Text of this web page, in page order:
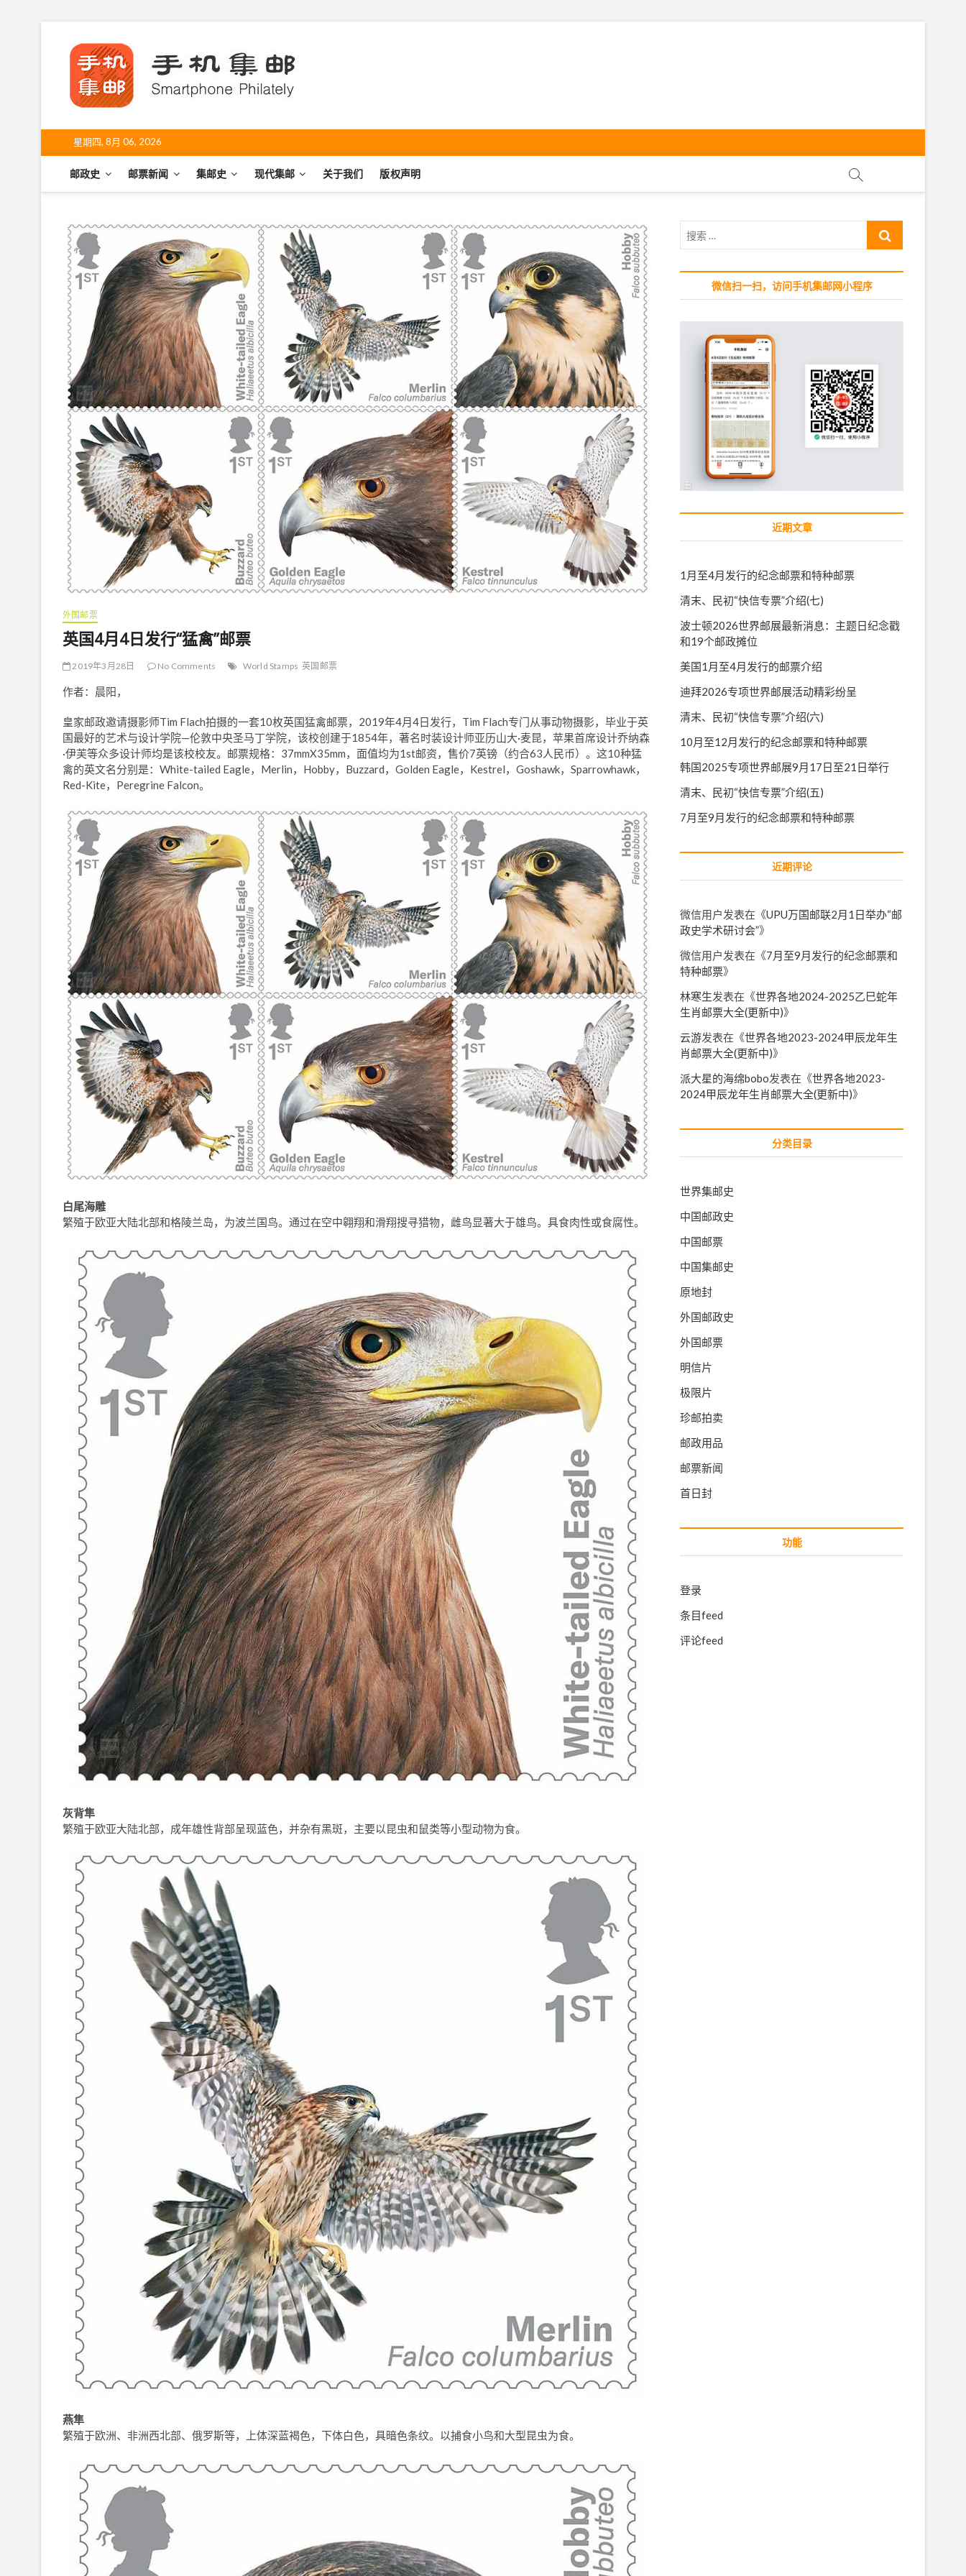
n
星期四, 8月 06, 2026
邮政史 邮票新闻 集邮史 现代集邮 关于我们 版权声明
外国邮票
英国4月4日发行“猛禽”邮票
2019年3月28日 No Comments World Stamps 英国邮票
作者：晨阳，
皇家邮政邀请摄影师Tim Flach拍摄的一套10枚英国猛禽邮票，2019年4月4日发行，Tim Flach专门从事动物摄影，毕业于英
国最好的艺术与设计学院—伦敦中央圣马丁学院，该校创建于1854年，著名时装设计师亚历山大·麦昆，苹果首席设计乔纳森
·伊芙等众多设计师均是该校校友。邮票规格：37mmX35mm，面值均为1st邮资，售价7英镑（约合63人民币）。这10种猛
禽的英文名分别是：White-tailed Eagle，Merlin，Hobby，Buzzard，Golden Eagle，Kestrel，Goshawk，Sparrowhawk，
Red-Kite，Peregrine Falcon。
白尾海雕
繁殖于欧亚大陆北部和格陵兰岛，为波兰国鸟。通过在空中翱翔和滑翔搜寻猎物，雌鸟显著大于雄鸟。具食肉性或食腐性。
灰背隼
繁殖于欧亚大陆北部，成年雄性背部呈现蓝色，并杂有黑斑，主要以昆虫和鼠类等小型动物为食。
燕隼
繁殖于欧洲、非洲西北部、俄罗斯等，上体深蓝褐色，下体白色，具暗色条纹。以捕食小鸟和大型昆虫为食。
微信扫一扫，访问手机集邮网小程序
近期文章
1月至4月发行的纪念邮票和特种邮票
清末、民初“快信专票”介绍(七)
波士顿2026世界邮展最新消息：主题日纪念戳
和19个邮政摊位
美国1月至4月发行的邮票介绍
迪拜2026专项世界邮展活动精彩纷呈
清末、民初“快信专票”介绍(六)
10月至12月发行的纪念邮票和特种邮票
韩国2025专项世界邮展9月17日至21日举行
清末、民初“快信专票”介绍(五)
7月至9月发行的纪念邮票和特种邮票
近期评论
微信用户 发表在《UPU万国邮联2月1日举办“邮
政史学术研讨会”》
微信用户 发表在《7月至9月发行的纪念邮票和
特种邮票》
林寒生发表在《世界各地2024-2025乙巳蛇年
生肖邮票大全(更新中)》
云游发表在《世界各地2023-2024甲辰龙年生
肖邮票大全(更新中)》
派大星的海绵bobo发表在《世界各地2023-
2024甲辰龙年生肖邮票大全(更新中)》
分类目录
世界集邮史
中国邮政史
中国邮票
中国集邮史
原地封
外国邮政史
外国邮票
明信片
极限片
珍邮拍卖
邮政用品
邮票新闻
首日封
功能
登录
条目feed
评论feed